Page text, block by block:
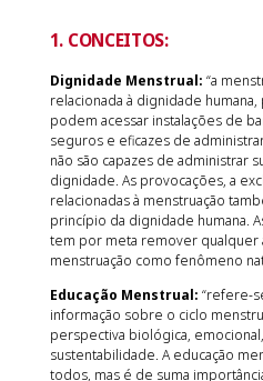
1. CONCEITOS:
Dignidade Menstrual: “a
relacionada à dignidade
podem acessar instalações de
seguros e eficazes de
não são capazes de administrar
dignidade. As provocações, a
relacionadas à menstruação
princípio da dignidade humana.
tem por meta remover qualquer
menstruação como fenômeno
Educação Menstrual: “refere-
informação sobre o ciclo
perspectiva biológica,
sustentabilidade. A educação
todos, mas é de suma